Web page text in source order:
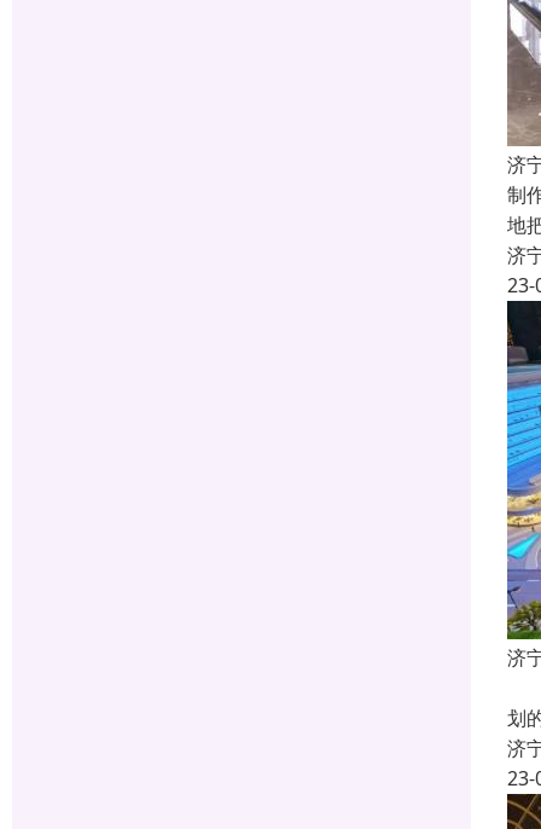
济
制
地
济
23-
济
划
济
23-